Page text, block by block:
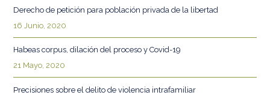
Derecho de petición para población privada de la libertad
16 Junio, 2020
Habeas corpus, dilación del proceso y Covid-19
21 Mayo, 2020
Precisiones sobre el delito de violencia intrafamiliar